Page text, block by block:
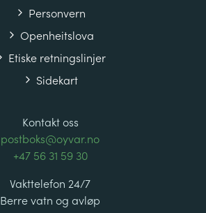
Personvern
Openheitslova
Etiske retningslinjer
Sidekart
Kontakt oss
postboks@oyvar.no
+47 56 31 59 30
Vakttelefon 24/7
Berre vatn og avløp